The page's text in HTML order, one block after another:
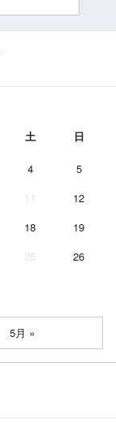
土 日
4
5
11
12
18
19
25
26
5月 »